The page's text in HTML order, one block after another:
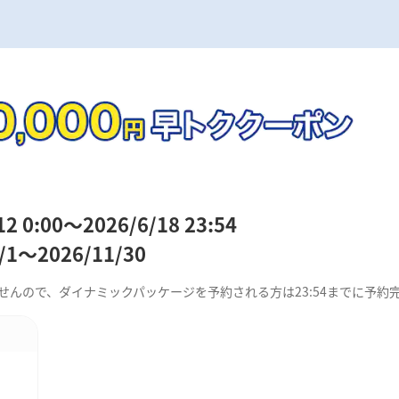
0:00～2026/6/18 23:54
1～2026/11/30
ので、ダイナミックパッケージを予約される方は23:54までに予約